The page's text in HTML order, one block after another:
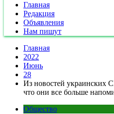
Главная
Редакция
Объявления
Нам пишут
Главная
2022
Июнь
28
Из новостей украинских
что они все больше
Общество